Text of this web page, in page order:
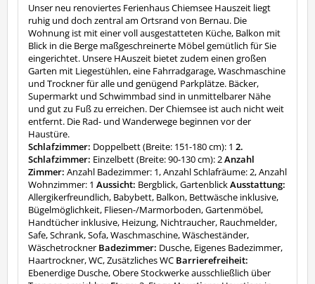
Unser neu renoviertes Ferienhaus Chiemsee Hauszeit liegt
ruhig und doch zentral am Ortsrand von Bernau. Die
Wohnung ist mit einer voll ausgestatteten Küche, Balkon mit
Blick in die Berge maßgeschreinerte Möbel gemütlich für Sie
eingerichtet. Unsere HAuszeit bietet zudem einen großen
Garten mit Liegestühlen, eine Fahrradgarage, Waschmaschine
und Trockner für alle und genügend Parkplätze. Bäcker,
Supermarkt und Schwimmbad sind in unmittelbarer Nähe
und gut zu Fuß zu erreichen. Der Chiemsee ist auch nicht weit
entfernt. Die Rad- und Wanderwege beginnen vor der
Haustüre.
Schlafzimmer: Doppelbett (Breite: 151-180 cm): 1 2.
Schlafzimmer: Einzelbett (Breite: 90-130 cm): 2Anzahl
Zimmer: Anzahl Badezimmer: 1, Anzahl Schlafräume: 2, Anzahl
Wohnzimmer: 1 Aussicht: Bergblick, GartenblickAusstattung:
Allergikerfreundlich, Babybett, Balkon, Bettwäsche inklusive,
Bügelmöglichkeit, Fliesen-/Marmorboden, Gartenmöbel,
Handtücher inklusive, Heizung, Nichtraucher, Rauchmelder,
Safe, Schrank, Sofa, Waschmaschine, Wäscheständer,
Wäschetrockner Badezimmer: Dusche, Eigenes Badezimmer,
Haartrockner, WC, Zusätzliches WC Barrierefreiheit:
Ebenerdige Dusche, Obere Stockwerke ausschließlich über